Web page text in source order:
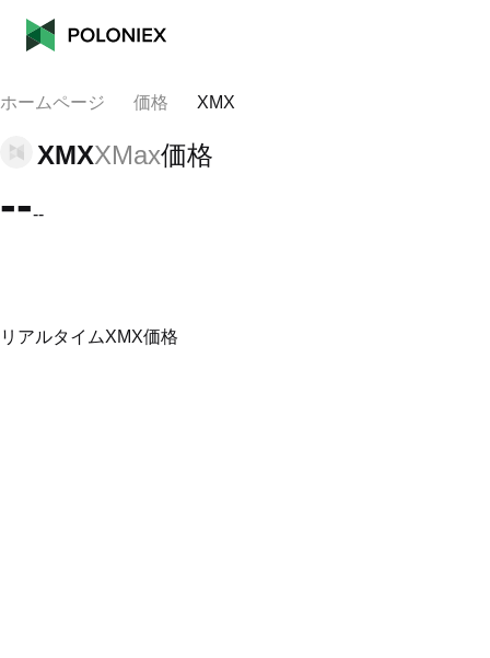
ホームページ 価格 XMX
XMXXMax価格
----
リアルタイムXMX価格